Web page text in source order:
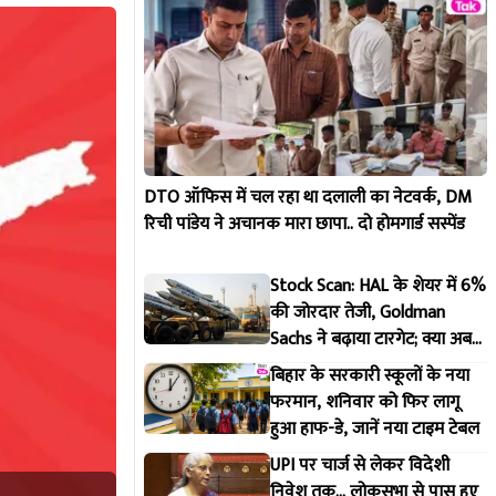
DTO ऑफिस में चल रहा था दलाली का नेटवर्क, DM
रिची पांडेय ने अचानक मारा छापा.. दो होमगार्ड सस्पेंड
Stock Scan: HAL के शेयर में 6%
की जोरदार तेजी, Goldman
Sachs ने बढ़ाया टारगेट; क्या अब
भी है कमाई का मौका?
बिहार के सरकारी स्कूलों के नया
फरमान, शनिवार को फिर लागू
हुआ हाफ-डे, जानें नया टाइम टेबल
UPI पर चार्ज से लेकर विदेशी